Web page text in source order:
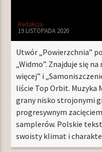
Redakcja
19 LISTOPADA 2020
Utwór „Powierzchnia”
„Widmo”. Znajduje się
więcej” i
liście Top Orbit. Muzyka
grany nisko strojonymi
progresywnym
samplerów. Polskie
swoisty klimat i